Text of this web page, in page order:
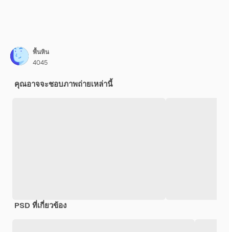
พื้นหิน
4045
คุณอาจจะชอบภาพถ่ายเหล่านี้
PSD ที่เกี่ยวข้อง